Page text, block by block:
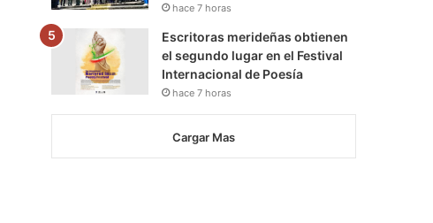
hace 7 horas
Escritoras merideñas obtienen
el segundo lugar en el Festival
Internacional de Poesía
hace 7 horas
Cargar Mas